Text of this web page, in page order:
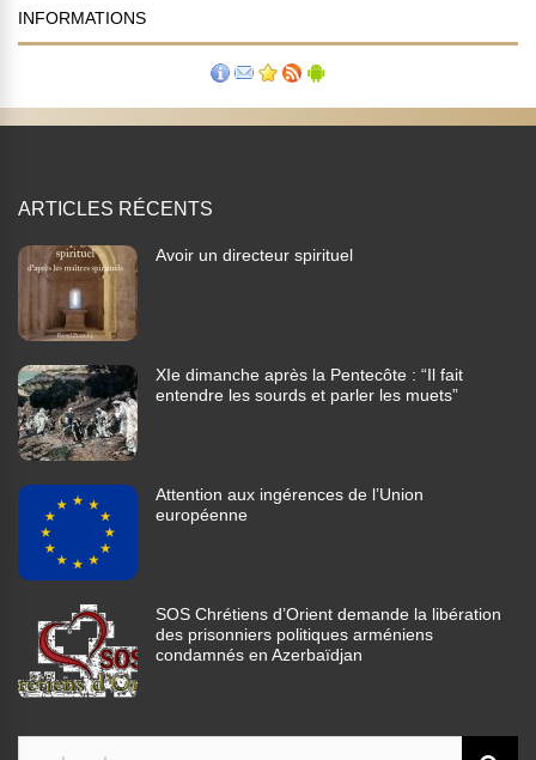
INFORMATIONS
ARTICLES RÉCENTS
Avoir un directeur spirituel
XIe dimanche après la Pentecôte : “Il fait
entendre les sourds et parler les muets”
Attention aux ingérences de l’Union
européenne
SOS Chrétiens d’Orient demande la libération
des prisonniers politiques arméniens
condamnés en Azerbaïdjan